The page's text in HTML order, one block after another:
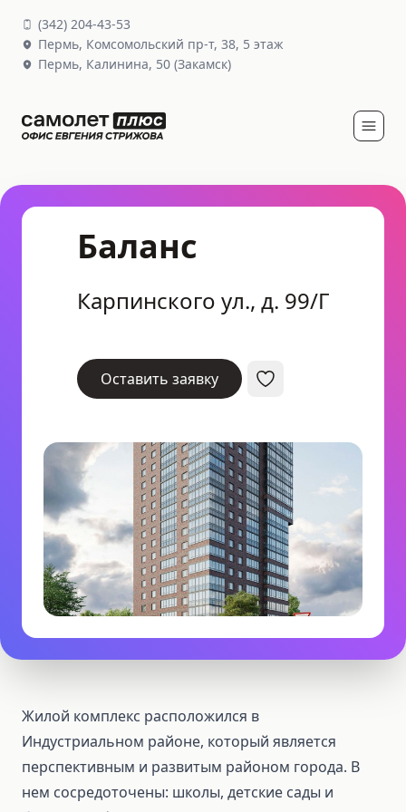
(342) 204-43-53
Пермь, Комсомольский пр-т, 38, 5 этаж
Пермь, Калинина, 50 (Закамск)
Баланс
Карпинского ул., д. 99/Г
Оставить заявку
Жилой комплекс расположился в
Индустриальном районе, который является
перспективным и развитым районом города. В
нем сосредоточены: школы, детские сады и